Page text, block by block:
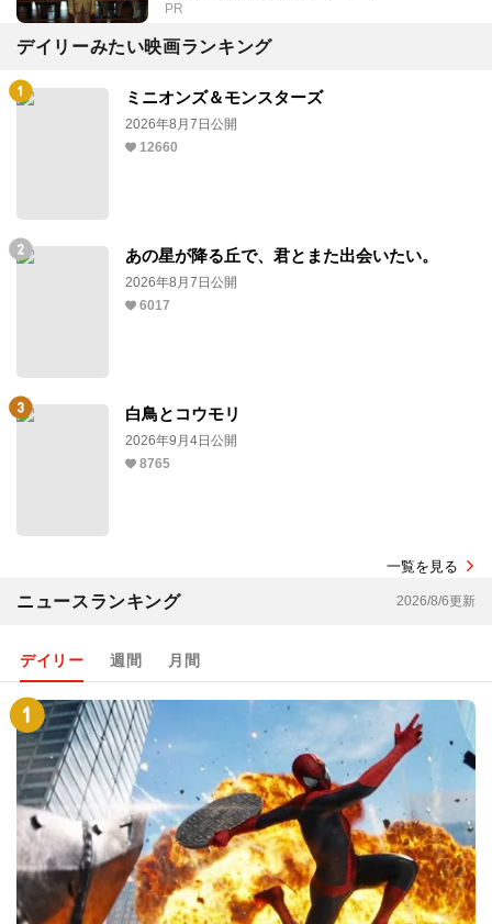
PR
デイリーみたい映画ランキング
ミニオンズ＆モンスターズ
2026年8月7日公開
12660
あの星が降る丘で、君とまた出会いたい。
2026年8月7日公開
6017
白鳥とコウモリ
2026年9月4日公開
8765
一覧を見る
ニュースランキング 2026/8/6更新
デイリー 週間 月間